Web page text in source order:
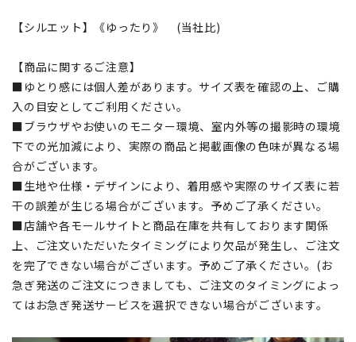
【シルエット】《ゆったり》 (当社比)
【商品に関するご注意】
■ゆとり感には個人差があります。サイズ表を確認の上、ご購
入の目安としてご利用ください。
■ブラウザやお使いのモニター環境、室内外等の撮影時の環境
下での光加減により、実際の商品と掲載画像の色味が異なる場
合がございます。
■生地や仕様・デザインにより、着用感や実際のサイズ表に若
干の誤差が生じる場合がございます。予めご了承ください。
■店舗や各モールサイトと商品在庫を共有しております関係
上、ご注文いただいたタイミングにより欠品が発生し、ご注文
を完了できない場合がございます。予めご了承ください。(お
急ぎ発送のご注文につきましても、ご注文のタイミングによっ
てはお急ぎ発送サービスを選択できない場合がございます。